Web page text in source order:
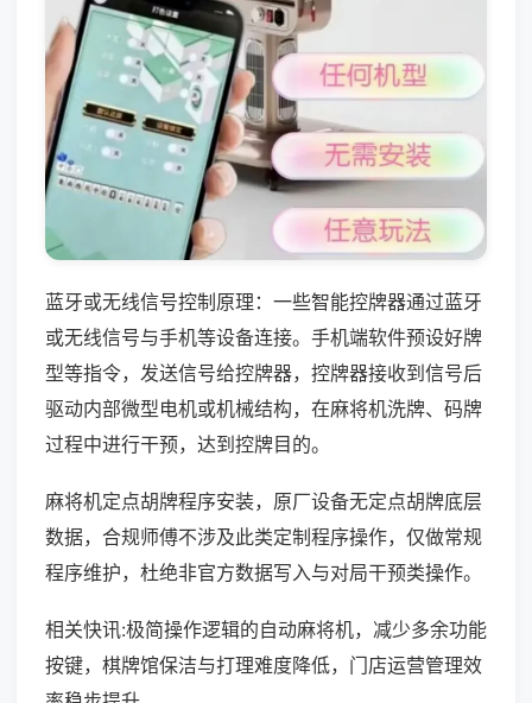
蓝牙或无线信号控制原理：一些智能控牌器通过蓝牙
或无线信号与手机等设备连接。手机端软件预设好牌
型等指令，发送信号给控牌器，控牌器接收到信号后
驱动内部微型电机或机械结构，在麻将机洗牌、码牌
过程中进行干预，达到控牌目的。
麻将机定点胡牌程序安装，原厂设备无定点胡牌底层
数据，合规师傅不涉及此类定制程序操作，仅做常规
程序维护，杜绝非官方数据写入与对局干预类操作。
相关快讯:极简操作逻辑的自动麻将机，减少多余功能
按键，棋牌馆保洁与打理难度降低，门店运营管理效